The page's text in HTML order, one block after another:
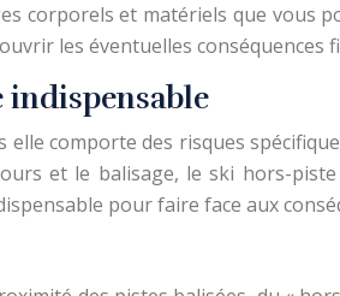
corporels et matériels que vous
les éventuelles conséquences
indispensable
comporte des risques
et le balisage, le ski hors-
pour faire face aux